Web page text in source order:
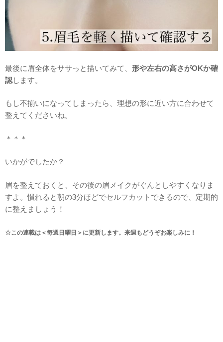
最後に眉全体をササっと描いてみて、 形や左右の高さがOKか確
認します。
もし不揃いになってしまったら、理想の形に近い方に合わせて
整えてくださいね。
＊＊＊
いかがでしたか？
眉を整えておくと、その後の眉メイクがぐんとしやすくなりま
すよ。慣れると朝の3分ほどでセルフカットできるので、定期的
に整えましょう！
☆この連載は＜毎週日曜日＞に更新します。来週もどうぞお楽しみに！